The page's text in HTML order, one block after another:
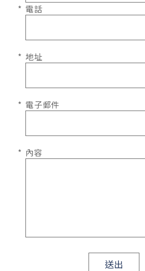
電話
地址
電子郵件
內容
送出